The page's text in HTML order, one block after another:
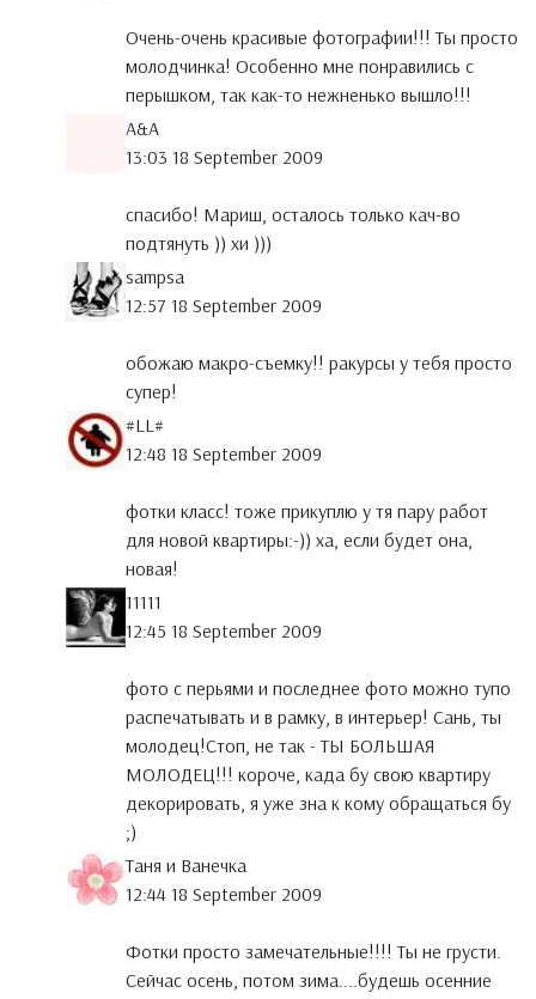
Очень-очень красивые фотографии!!! Ты просто
молодчинка! Особенно мне понравились с
перышком, так как-то нежненько вышло!!!
A&A
13:03 18 September 2009
спасибо! Мариш, осталось только кач-во
подтянуть )) хи )))
sampsa
12:57 18 September 2009
обожаю макро-съемку!! ракурсы у тебя просто
супер!
#LL#
12:48 18 September 2009
фотки класс! тоже прикуплю у тя пару работ
для новой квартиры:-)) ха, если будет она,
новая!
11111
12:45 18 September 2009
фото с перьями и последнее фото можно тупо
распечатывать и в рамку, в интерьер! Сань, ты
молодец!Стоп, не так - ТЫ БОЛЬШАЯ
МОЛОДЕЦ!!! короче, када бу свою квартиру
декорировать, я уже зна к кому обращаться бу
;)
Таня и Ванечка
12:44 18 September 2009
Фотки просто замечательные!!!! Ты не грусти.
Сейчас осень, потом зима....будешь осенние